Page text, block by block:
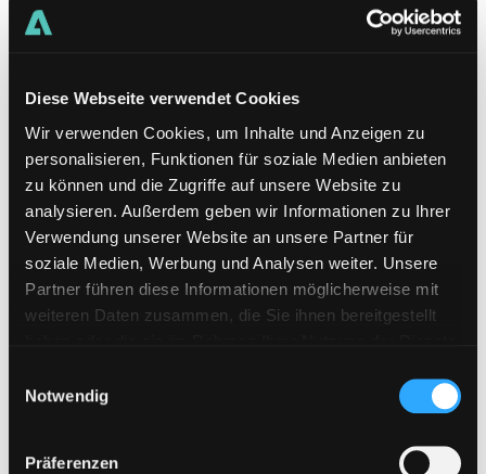
Diese Webseite verwendet Cookies
Wir verwenden Cookies, um Inhalte und Anzeigen zu
personalisieren, Funktionen für soziale Medien anbieten
zu können und die Zugriffe auf unsere Website zu
analysieren. Außerdem geben wir Informationen zu Ihrer
Verwendung unserer Website an unsere Partner für
soziale Medien, Werbung und Analysen weiter. Unsere
Partner führen diese Informationen möglicherweise mit
weiteren Daten zusammen, die Sie ihnen bereitgestellt
Notwendig
Präferenzen